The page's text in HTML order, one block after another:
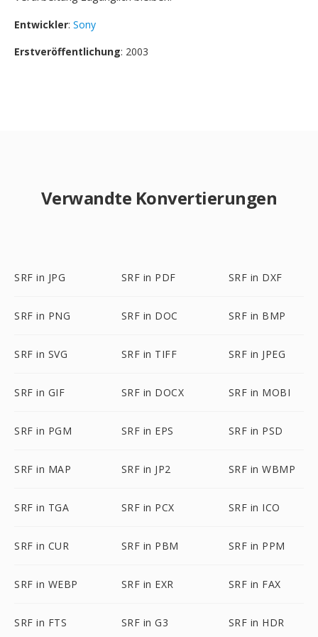
Entwickler: Sony
Erstveröffentlichung: 2003
Verwandte Konvertierungen
SRF in JPG SRF in PDF SRF in DXF
SRF in PNG SRF in DOC SRF in BMP
SRF in SVG SRF in TIFF SRF in JPEG
SRF in GIF SRF in DOCX SRF in MOBI
SRF in PGM SRF in EPS SRF in PSD
SRF in MAP SRF in JP2 SRF in WBMP
SRF in TGA SRF in PCX SRF in ICO
SRF in CUR SRF in PBM SRF in PPM
SRF in WEBP SRF in EXR SRF in FAX
SRF in FTS SRF in G3 SRF in HDR